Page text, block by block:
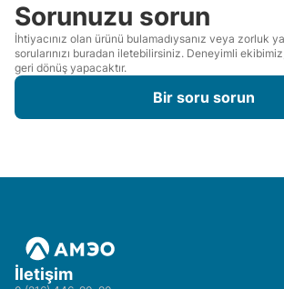
Sorunuzu sorun
İhtiyacınız olan ürünü bulamadıysanız veya zorluk
sorularınızı buradan iletebilirsiniz. Deneyimli
geri dönüş yapacaktır.
Bir soru sorun
İletişim